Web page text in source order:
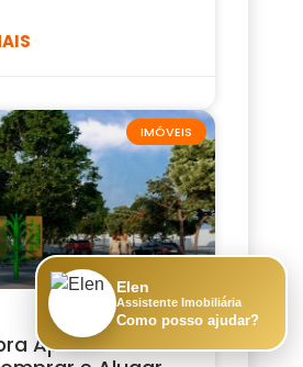
IMÓVEIS
Apartamento
Elen
Assistente Imobiliária
Como posso ajudar?